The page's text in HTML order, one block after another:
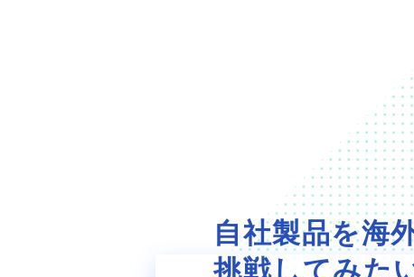
自社製品を海
挑戦してみた